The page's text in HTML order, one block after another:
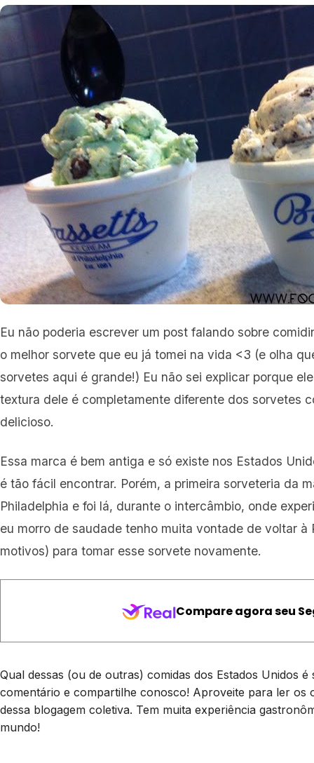
Eu não poderia escrever um post falando sobre
o melhor sorvete que eu já tomei na vida <3 (e olha
sorvetes aqui é grande!) Eu não sei explicar porque
textura dele é completamente diferente dos sorvetes
delicioso.
Essa marca é bem antiga e só existe nos Estados
é tão fácil encontrar. Porém, a primeira sorveteria da
Philadelphia e foi lá, durante o intercâmbio, onde
eu morro de saudade tenho muita vontade de voltar à
motivos) para tomar esse sorvete novamente.
Qual dessas (ou de outras) comidas dos Estados Unidos
comentário e compartilhe conosco! Aproveite para ler os
dessa blogagem coletiva. Tem muita experiência
mundo!